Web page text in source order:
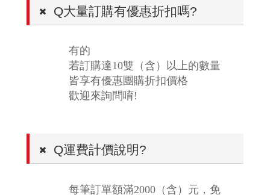
Q大量訂購有優惠折扣嗎?
有的
若訂購達10雙（含）以上的數量
皆享有優惠團購折扣價格
歡迎來詢問唷!
Q運費計價說明?
每筆訂單額滿2000 （含）元，免